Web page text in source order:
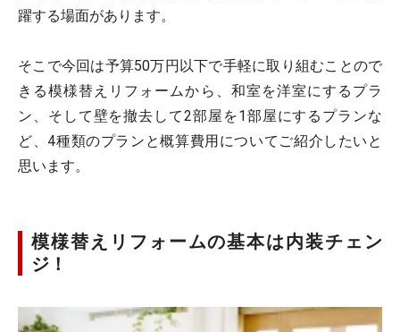
躍する場面があります。
そこで今回は予算50万円以下で手軽に取り組むことので
きる模様替えリフォームから、和室を洋室にするプラ
ン、そして壁を撤去して2部屋を1部屋にするプランな
ど、4種類のプランと概算費用についてご紹介したいと
思います。
模様替えリフォームの基本は内装チェン
ジ！